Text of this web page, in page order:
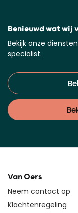
Benieuwd wat wij
Bekijk onze
specialist.
Van Oers
Neem contact op
Klachtenregeling